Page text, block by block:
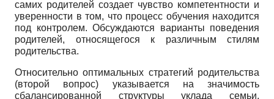
самих родителей создает чувство компетентности и
уверенности в том, что процесс обучения находится
под контролем. Обсуждаются варианты поведения
родителей, относящегося к различным стилям
родительства.
Относительно оптимальных стратегий родитель­ства
(второй вопрос) указывается на значимость
сбалансированной структуры уклада семьи,